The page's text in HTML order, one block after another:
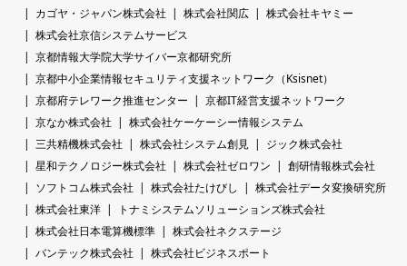
カゴヤ・ジャパン株式会社
株式会社関広
株式会社キヤミー
株式会社京信システムサービス
京都情報大学院大学サイバー京都研究所
京都中小企業情報セキュリティ支援ネットワーク（Ksisnet）
京都府テレワーク推進センター
京都IT経営支援ネットワーク
京なか株式会社
株式会社ケーケーシー情報システム
三共精機株式会社
株式会社システム創見
ジック株式会社
星和テクノロジー株式会社
株式会社ゼロワン
創研情報株式会社
ソフトコム株式会社
株式会社たけびし
株式会社データ変換研究所
株式会社東洋
トナミシステムソリューションズ株式会社
株式会社日本電算機標準
株式会社ネクステージ
バンテック株式会社
株式会社ビジネスポート